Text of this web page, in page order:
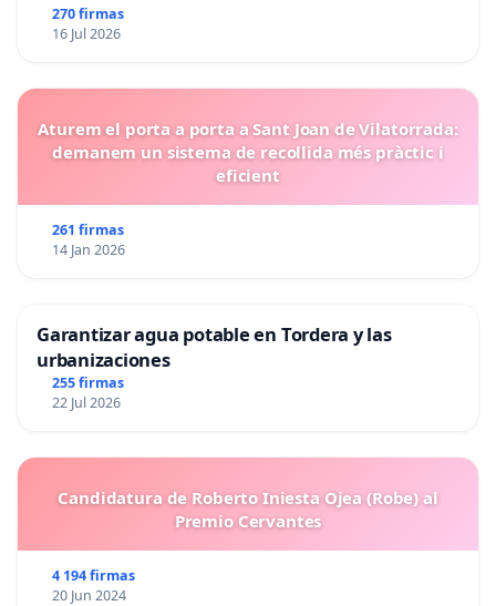
270 firmas
16 Jul 2026
Aturem el porta a porta a Sant Joan de Vilatorrada:
demanem un sistema de recollida més pràctic i
eficient
261 firmas
14 Jan 2026
Garantizar agua potable en Tordera y las
urbanizaciones
255 firmas
22 Jul 2026
Candidatura de Roberto Iniesta Ojea (Robe) al
Premio Cervantes
4 194 firmas
20 Jun 2024